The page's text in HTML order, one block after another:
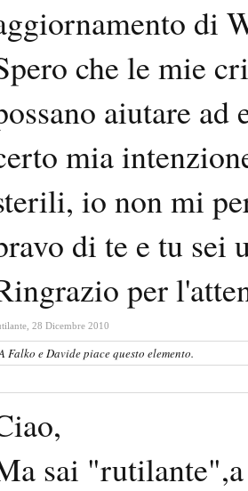
di
che le mie
aiutare
mia
io non mi
di te e tu sei
per
28 Dicembre 2010
Falko eDavidepiace questo elemento.
sai